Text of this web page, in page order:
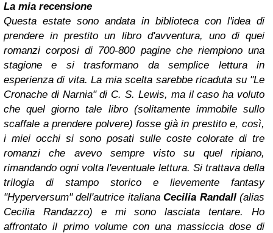
La mia recensione
Questa estate sono andata in biblioteca con l'idea di
prendere in prestito un libro d'avventura, uno di quei
romanzi corposi di 700-800 pagine che riempiono una
stagione e si trasformano da semplice lettura in
esperienza di vita. La mia scelta sarebbe ricaduta su "Le
Cronache di Narnia" di C. S. Lewis, ma il caso ha voluto
che quel giorno tale libro (solitamente immobile sullo
scaffale a prendere polvere) fosse già in prestito e, così,
i miei occhi si sono posati sulle coste colorate di tre
romanzi che avevo sempre visto su quel ripiano,
rimandando ogni volta l'eventuale lettura. Si trattava della
trilogia di stampo storico e lievemente fantasy
"Hyperversum" dell'autrice italianaCecilia Randall(alias
Cecilia Randazzo) e mi sono lasciata tentare. Ho
affrontato il primo volume con una massiccia dose di